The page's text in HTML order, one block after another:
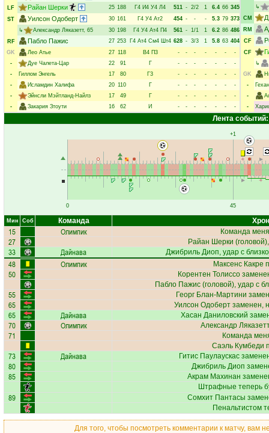
LF
Райан Шерки 25 188 Г4 И4 У4 Л4 511 - 2/2 1 6.4 66 345
ST
Уилсон Одоберт 30 161 Г4 У4 Ат2 454 - - - 5.3 79 373
↳
Александр Ляказетт, 65 30 198 Г4 У4 Ат4 П4 561 - 1/1 1 6.2 86 486
RF
Пабло Пажис 27 253 Г4 Ат4 См4 Шт4 628 - 3/3 1 5.8 63 404
GK
Лео Атье 27 118 В4 П3 - - - - - -
-
-
Дуе Чалета-Цар 22 91 Г - - - - - -
-
-
Гиллом Энгель 17 80 Г3 - - - - - -
-
-
Исламдин Халифа 20 110 Г - - - - - -
-
-
Эйнсли Мэйтланд-Найлз 17 49 Г - - - - - -
-
-
Закария Зтоути 16 62 И - - - - - - -
↳
CM
RM
CF
CF
↳
GK
-
-
-
Лента событий:
0
+1
45
Мин Соб Команда
15 Олимпик Команда
27 Райан Шерки
33 Дайнава Джибриль Диоп, удар с
48 Олимпик Максенс Какре
50 Корентен Толиссо
Пабло Пажис (головой), удар с
55 Георг Блан-Мартини
65 Уилсон Одоберт заменен,
65 Дайнава Хасан Даниловский
70 Олимпик Александр Ляказетт
71
Команда
Саэль Кумбеди
73 Дайнава Гитис Паулаускас
80 Джибриль Диоп
85 Акрам Махинан
Штрафные теперь
89 Сомхит Пантасы
Пенальтистом
Для того, чтобы посмотреть комментарии к матчу, вам